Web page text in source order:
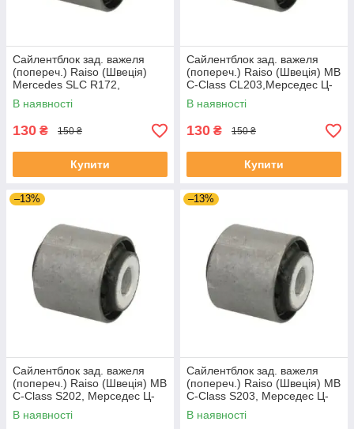
Сайлентблок зад. важеля
(попереч.) Raiso (Швеція)
Mercedes SLC R172,
Мерседес СЛЦ Р172 #RL-
124465M UAHTWQX4
В наявності
130 ₴ 150 ₴
Купити
Сайлентблок зад. важеля
(попереч.) Raiso (Швеція) MB
C-Class CL203,Мерседес Ц-
Клас ЦЛ203 #RL-124465M
UAPYFYT4
В наявності
130 ₴ 150 ₴
Купити
–13%
Сайлентблок зад. важеля
(попереч.) Raiso (Швеція) MB
C-Class S202, Мерседес Ц-
Клас С202 #RL-124465M
UANABLS4
В наявності
–13%
Сайлентблок зад. важеля
(попереч.) Raiso (Швеція) MB
C-Class S203, Мерседес Ц-
Клас С203 #RL-124465M
UACFYIG4
В наявності